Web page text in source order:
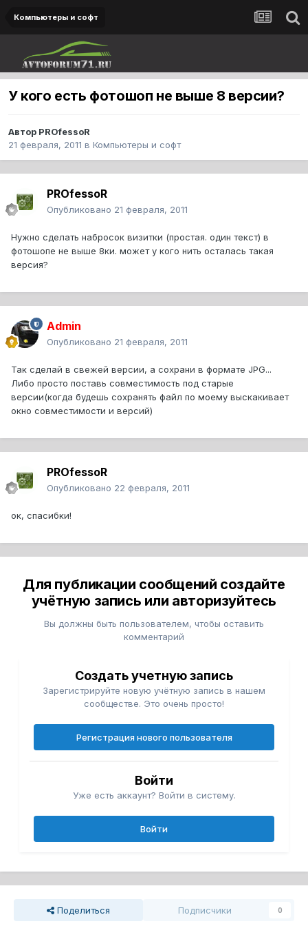
Компьютеры и софт
У кого есть фотошоп не выше 8 версии?
Автор PROfessoR
21 февраля, 2011 в Компьютеры и софт
PROfessoR
Опубликовано 21 февраля, 2011
Нужно сделать набросок визитки (простая. один текст) в
фотошопе не выше 8ки. может у кого нить осталась такая
версия?
Admin
Опубликовано 21 февраля, 2011
Так сделай в свежей версии, а сохрани в формате JPG...
Либо просто поставь совместимость под старые
версии(когда будешь сохранять файл по моему выскакивает
окно совместимости и версий)
PROfessoR
Опубликовано 22 февраля, 2011
ок, спасибки!
Для публикации сообщений создайте
учётную запись или авторизуйтесь
Вы должны быть пользователем, чтобы оставить
комментарий
Создать учетную запись
Зарегистрируйте новую учётную запись в нашем
сообществе. Это очень просто!
Регистрация нового пользователя
Войти
Уже есть аккаунт? Войти в систему.
Войти
Поделиться Подписчики 0